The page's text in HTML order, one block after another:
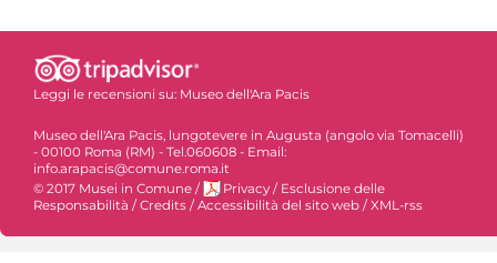
Leggi le recensioni su: Museo dell'Ara Pacis
Museo dell'Ara Pacis, lungotevere in Augusta (angolo via Tomacelli)
- 00100 Roma (RM) - Tel.060608 - Email:
info.arapacis@comune.roma.it
© 2017 Musei in Comune / Privacy / Esclusione delle
Responsabilità / Credits / Accessibilità del sito web / XML-rss